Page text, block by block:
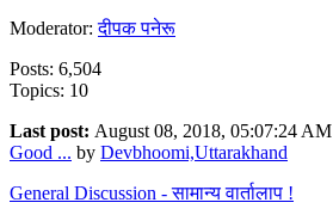
Moderator:दीपक पनेरू
Posts: 6,504
Topics: 10
Last post: August 08, 2018, 05:07:24 AM
Good ... by Devbhoomi,Uttarakhand
General Discussion - सामान्य वार्तालाप !